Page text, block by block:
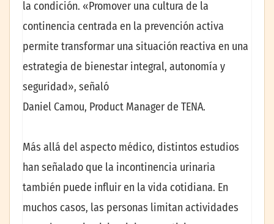
la condición. «Promover una cultura de la
continencia centrada en la prevención activa
permite transformar una situación reactiva en una
estrategia de bienestar integral, autonomía y
seguridad», señaló
Daniel Camou, Product Manager de TENA.
Más allá del aspecto médico, distintos estudios
han señalado que la incontinencia urinaria
también puede influir en la vida cotidiana. En
muchos casos, las personas limitan actividades